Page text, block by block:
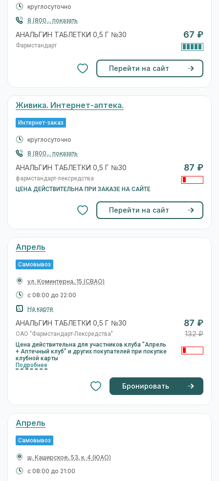
круглосуточно
8 (800... показать
АНАЛЬГИН ТАБЛЕТКИ 0,5 Г №30
Фармстандарт
67 ₽
Перейти на сайт
Живика. Интернет-аптека.
Интернет-заказ
круглосуточно
8 (800... показать
АНАЛЬГИН ТАБЛЕТКИ 0,5 Г №30
фармстандарт-лексредства
ЦЕНА ДЕЙСТВИТЕЛЬНА ПРИ ЗАКАЗЕ НА САЙТЕ
87 ₽
Перейти на сайт
Апрель
Самовывоз
ул. Коминтерна, 15 (СВАО)
с 08:00 до 22:00
На карте
АНАЛЬГИН ТАБЛЕТКИ 0,5 Г №30
ОАО "Фармстандарт-Лексредства"
Цена действительна для участников клуба "Апрель
+ Аптечный клуб" и других покупателей при покупке
клубной карты
Подробнее
87 ₽
132 ₽
Бронировать
Апрель
Самовывоз
ш. Каширское, 53, к. 4 (ЮАО)
с 08:00 до 21:00